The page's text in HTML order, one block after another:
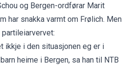
og Bergen-ordførar Marit
har snakka varmt om Frølich. Men
ikkje i den situasjonen eg er i
heime i Bergen, sa han til NTB